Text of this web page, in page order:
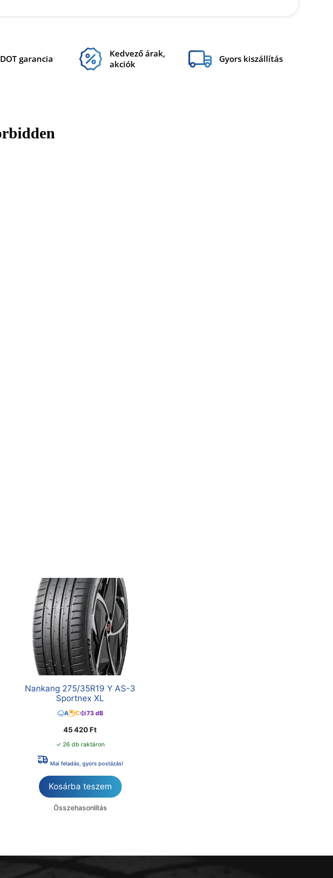
DOT garancia
Kedvező árak,
akciók
Gyors kiszállítás
Nankang 275/35R19 Y AS-3
Sportnex XL
A C 73 dB
45 420 Ft
✓ 26 db raktáron
Mai feladás, gyors postázás!
Kosárba teszem
Összehasonlítás